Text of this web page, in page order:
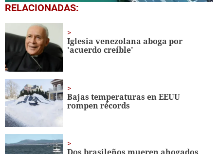
0
seconds
minute,
seconds
RELACIONADAS:
Iglesia venezolana aboga por
'acuerdo creíble'
Bajas temperaturas en EEUU
rompen récords